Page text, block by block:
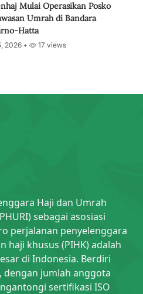
Mulai Operasikan Posko
Umrah di Bandara
Hatta
2026 • 17 views
Haji dan Umrah
sebagai asosiasi
perjalanan penyelenggara
haji khusus (PIHK) adalah
di Indonesia. Berdiri
dengan jumlah anggota
sertifikasi ISO